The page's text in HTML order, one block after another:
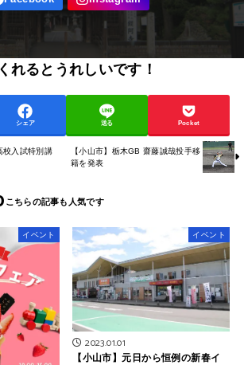
れるとうれしいです！
シェア 送る Pocket
校入試特別講
【小山市】栃木GB 齋藤誠哉投手移
籍を発表
イベント イベント
2023.01.01
【小山市】元日から恒例の新春イ